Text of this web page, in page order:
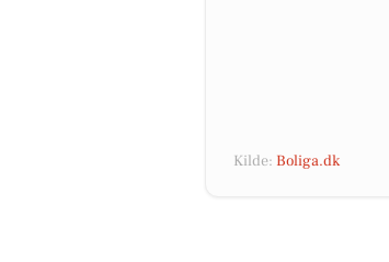
Kilde: Boliga.dk